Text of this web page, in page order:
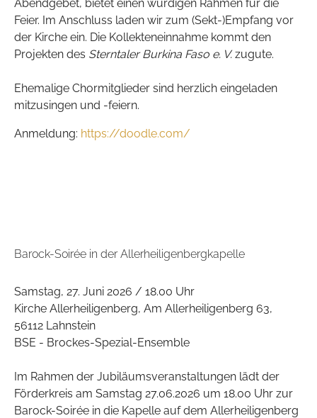
Abendgebet, bietet einen würdigen Rahmen für die
Feier. Im Anschluss laden wir zum (Sekt-)Empfang vor
der Kirche ein. Die Kollekteneinnahme kommt den
Projekten des Sterntaler Burkina Faso e. V.zugute.
Ehemalige Chormitglieder sind herzlich eingeladen
mitzusingen und -feiern.
Anmeldung: https://doodle.com/
Barock-Soirée in der Allerheiligenbergkapelle
Samstag, 27. Juni 2026 / 18.00 Uhr
Kirche Allerheiligenberg, Am Allerheiligenberg 63,
56112 Lahnstein
BSE - Brockes-Spezial-Ensemble
Im Rahmen der Jubiläumsveranstaltungen lädt der
Förderkreis am Samstag 27.06.2026 um 18.00 Uhr zur
Barock-Soirée in die Kapelle auf dem Allerheiligenberg